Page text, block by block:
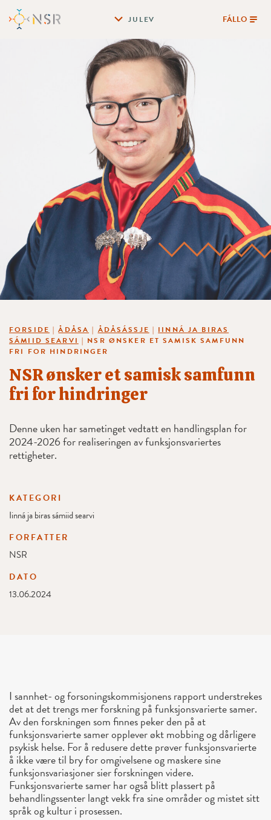
JULEV FÁLLO
FORSIDE |ÅDÅSA | ÅDÅSÁSSJE | IINNÁ JA BIRAS
SÁMIID SEARVI | NSR ØNSKER ET SAMISK SAMFUNN
FRI FOR HINDRINGER
NSR ønsker et samisk samfunn
fri for hindringer
Denne uken har sametinget vedtatt en handlingsplan for
2024-2026 for realiseringen av funksjonsvariertes
rettigheter.
KATEGORI
Iinná ja biras sámiid searvi
FORFATTER
NSR
DATO
13.06.2024
I sannhet- og forsoningskommisjonens rapport understrekes
det at det trengs mer forskning på funksjonsvarierte samer.
Av den forskningen som finnes peker den på at
funksjonsvarierte samer opplever økt mobbing og dårligere
psykisk helse. For å redusere dette prøver funksjonsvarierte
å ikke være til bry for omgivelsene og maskere sine
funksjonsvariasjoner sier forskningen videre.
Funksjonsvarierte samer har også blitt plassert på
behandlingssenter langt vekk fra sine områder og mistet sitt
språk og kultur i prosessen.